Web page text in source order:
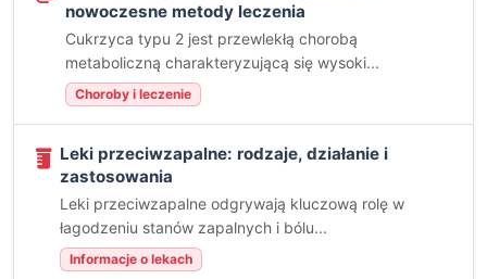
nowoczesne metody leczenia
Cukrzyca typu 2 jest przewlekłą chorobą
metaboliczną charakteryzującą się wysoki...
Choroby i leczenie
Leki przeciwzapalne: rodzaje, działanie i
zastosowania
Leki przeciwzapalne odgrywają kluczową rolę w
łagodzeniu stanów zapalnych i bólu...
Informacje o lekach